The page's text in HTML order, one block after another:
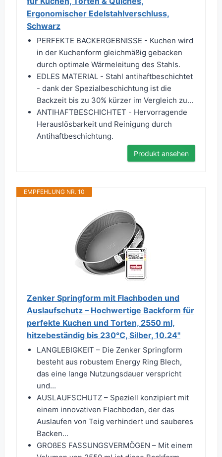
Ergonomischer Edelstahlverschluss,
Schwarz
PERFEKTE BACKERGEBNISSE - Kuchen wird
in der Kuchenform gleichmäßig gebacken
durch optimale Wärmeleitung des Stahls.
EDLES MATERIAL - Stahl antihaftbeschichtet
- dank der Spezialbeschichtung ist die
Backzeit bis zu 30% kürzer im Vergleich zu...
ANTIHAFTBESCHICHTET - Hervorragende
Herauslösbarkeit und Reinigung durch
Antihaftbeschichtung.
Produkt ansehen
EMPFEHLUNG NR. 10
Zenker Springform mit Flachboden und
Auslaufschutz – Hochwertige Backform für
perfekte Kuchen und Torten, 2550 ml,
hitzebeständig bis 230°C, Silber, 10.24"
LANGLEBIGKEIT – Die Zenker Springform
besteht aus robustem Energy Ring Blech,
das eine lange Nutzungsdauer verspricht
und...
AUSLAUFSCHUTZ – Speziell konzipiert mit
einem innovativen Flachboden, der das
Auslaufen von Teig verhindert und sauberes
Backen...
GROßES FASSUNGSVERMÖGEN – Mit einem